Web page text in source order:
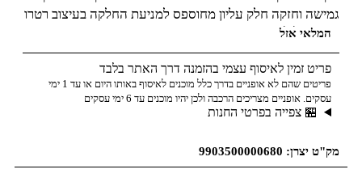
גמישה וחזקה חלק עליון מחוספס למניעת החלקה בעיצוב רטרו
מותאם לילדים
4 גלגלים רחבים העשויים PVC איכותי דגם L6045.
הסקייטבורד עשוי יציקת פלסטיק גמישה וחזקה, חלקו העליון
מחוספס למניעת החלקה והוא יעניק חווית רכיבה חלקה ומהנה.
משקל מקסימאלי עד 30 ק”ג 3 צבעים לבחירה
המלאי אזל
פריט זמין לאיסוף עצמי בהזמנה דרך האתר בלבד
פריטים שהם לא אופניים בדרך כלל מוכנים לאיסוף באותו היום או עד 1 ימי
עסקים. אופניים מצריכים הרכבה ולכן יהיו מוכנים עד 6 ימי עסקים
🏪 צפייה בפרטי החנות
מק"ט יצרן: 9903500000680